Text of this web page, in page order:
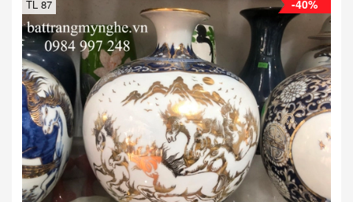
-40%
TL 87